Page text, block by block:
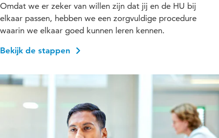
Omdat we er zeker van willen zijn dat jij en de HU bij
elkaar passen, hebben we een zorgvuldige procedure
waarin we elkaar goed kunnen leren kennen.
Bekijk de stappen